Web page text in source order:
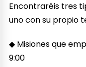
Encontraréis tres
uno con su propio
◆ Misiones que
9:00